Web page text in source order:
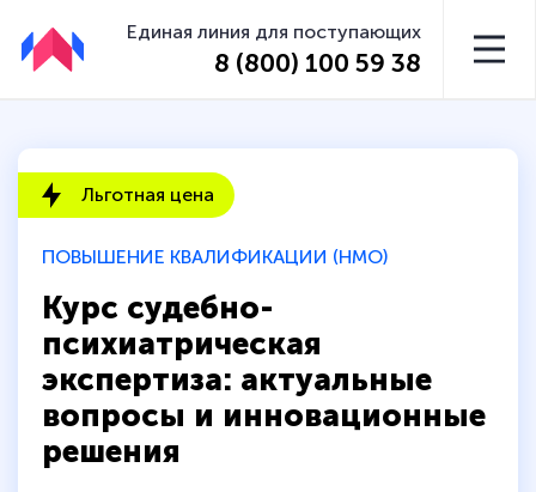
Единая линия для поступающих
8 (800) 100 59 38
ПОВЫШЕНИЕ КВАЛИФИКАЦИИ (НМО)
Курс судебно-
психиатрическая
экспертиза: актуальные
вопросы и инновационные
решения
Льготная цена